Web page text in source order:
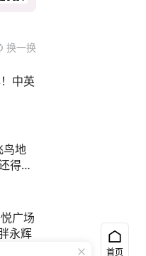
换一换
中英
鸟地
得是
广场
永辉
首页